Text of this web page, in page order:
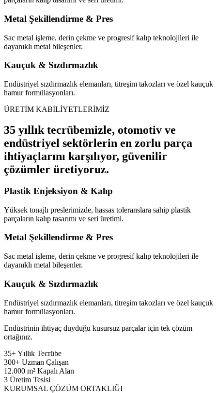
Metal Şekillendirme & Pres
Sac metal işleme, derin çekme ve progresif kalıp teknolojileri ile
dayanıklı metal bileşenler.
Kauçuk & Sızdırmazlık
Endüstriyel sızdırmazlık elemanları, titreşim takozları ve özel kauçuk
hamur formülasyonları.
ÜRETİM KABİLİYETLERİMİZ
35 yıllık tecrübemizle, otomotiv ve
endüstriyel sektörlerin en zorlu parça
ihtiyaçlarını karşılıyor, güvenilir
çözümler üretiyoruz.
Plastik Enjeksiyon & Kalıp
Yüksek tonajlı preslerimizde, hassas toleranslara sahip plastik
parçaların kalıp tasarımı ve seri üretimi.
Metal Şekillendirme & Pres
Sac metal işleme, derin çekme ve progresif kalıp teknolojileri ile
dayanıklı metal bileşenler.
Kauçuk & Sızdırmazlık
Endüstriyel sızdırmazlık elemanları, titreşim takozları ve özel kauçuk
hamur formülasyonları.
Endüstrinin ihtiyaç duyduğu kusursuz parçalar için tek çözüm
ortağınız.
35+Yıllık Tecrübe
300+ Uzman Çalışan
12.000 m² Kapalı Alan
3 Üretim Tesisi
KURUMSAL ÇÖZÜM ORTAKLIĞI